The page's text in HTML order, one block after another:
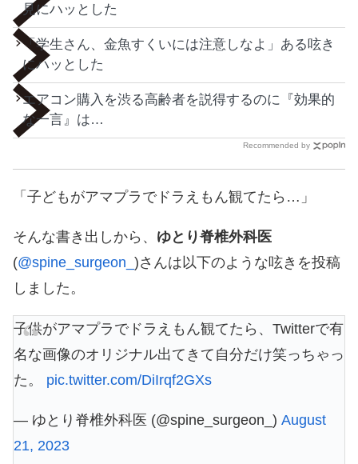
見にハッとした
「学生さん、金魚すくいには注意しなよ」ある呟き
にハッとした
エアコン購入を渋る高齢者を説得するのに『効果的
な一言』は…
Recommended by
「子どもがアマプラでドラえもん観てたら…」
そんな書き出しから、 ゆとり脊椎外科医
(@spine_surgeon_ )さんは以下のような呟きを投稿
しました。
子供がアマプラでドラえもん観てたら、Twitterで有
名な画像のオリジナル出てきて自分だけ笑っちゃっ
た。 pic.twitter.com/DiIrqf2GXs
— ゆとり脊椎外科医 (@spine_surgeon_) August
21, 2023